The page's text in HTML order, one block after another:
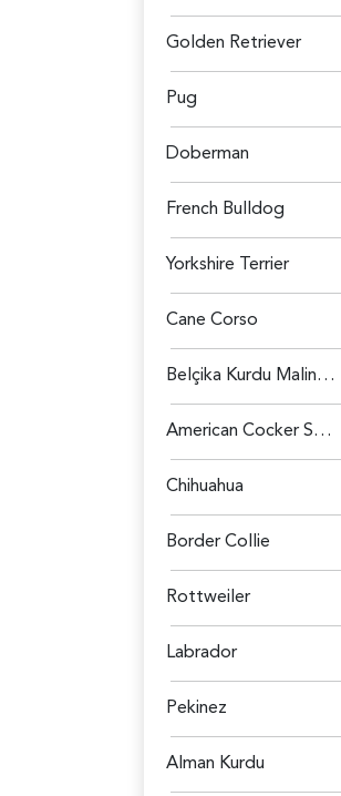
Golden Retriever
Pug
Doberman
French Bulldog
Yorkshire Terrier
Cane Corso
Belçika Kurdu Malinois
American Cocker Spaniel
Chihuahua
Border Collie
Rottweiler
Labrador
Pekinez
Alman Kurdu